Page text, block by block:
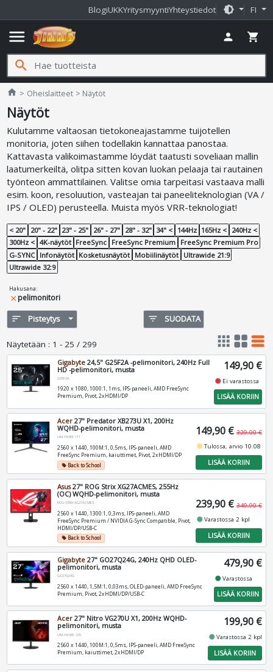
BlogiUKKYritysmyyntiYhteystiedot brightness_medium FI
menu person shopping_cart
search
home Jimms.fi
Oheislaitteet Näytöt
Näytöt
Kulutamme valtaosan tietokoneajastamme tuijotellen
monitoria, joten siihen todellakin kannattaa panostaa.
Kattavasta valikoimastamme löydät taatusti soveliaan mallin
laatumerkeiltä, olitpa sitten kovan luokan pelaaja tai rautainen
työnteon ammattilainen. Valitse omia tarpeitasi vastaava malli
esim. koon, resoluution, vasteajan tai paneeliteknologian (VA /
IPS / OLED) perusteella. Muista myös VRR-teknologiat!
< 20" 20" - 22" 23" - 25" 26" - 27" 28" - 32" 34" < 144Hz 165Hz < 240Hz <
300Hz < 4K-näytöt FreeSync FreeSync Premium
FreeSync Premium Pro
G-SYNC Infonäytöt Kosketusnäytöt Mobiilinäytöt
Ultrawide 21:9
Ultrawide 32:9
Hakusana:
close pelimonitori
sort Pisteytys filter_list SUODATA
Näytetään : 1 - 25 / 299 apps grid_view table_rows
Gigabyte 24,5" G25F2A -pelimonitori, 240Hz Full
HD -pelimonitori, musta
G25F2A
1920 x 1080, 1000:1, 1ms, IPS-paneeli, AMD FreeSync
Premium, Pivot, 2xHDMI/DP
149,90 €
fiber_manual_record Ei varastossa
LISÄÄ KORIIN
Acer 27" Predator XB273U X1, 200Hz
WQHD-pelimonitori, musta
UM.HX3EE.111
2560 x 1440, 100M:1, 0,5ms, IPS-paneeli, AMD
FreeSync Premium, kaiuttimet, Pivot, 2xHDMI/DP
local_offerBack to School
149,90 € 329,00 €
fiber_manual_recordTulossa, arvio 10.08
LISÄÄ KORIIN
Asus27" ROG Strix XG27ACMES, 255Hz
(OC) WQHD-pelimonitori, musta
ROG-STRIX-XG27ACMES
2560 x 1440, 1300:1, 0,3ms, IPS-paneeli, AMD
FreeSync Premium / NVIDIA G-Sync Compatible, Pivot,
HDMI/DP/USB-C
local_offerBack to School
239,90 € 349,90 €
fiber_manual_recordVarastossa 2 kpl
LISÄÄ KORIIN
Gigabyte 27" GO27Q24G, 240Hz QHD OLED-
pelimonitori, musta
GO27Q24G
2560 x 1440, 1,5M:1, 0,03ms, OLED-paneeli, AMD FreeSync
Premium, Pivot, 2xHDMI/DP/USB-C
479,90 €
fiber_manual_recordVarastossa
LISÄÄ KORIIN
Acer 27" Nitro VG270U X1, 200Hz WQHD-
pelimonitori, musta
UM.HV0EE.105
2560 x 1440, 100M:1, 0,5ms, IPS-paneeli, AMD FreeSync
Premium, kaiuttimet, 2xHDMI/DP
199,90 €
fiber_manual_recordVarastossa 2 kpl
LISÄÄ KORIIN